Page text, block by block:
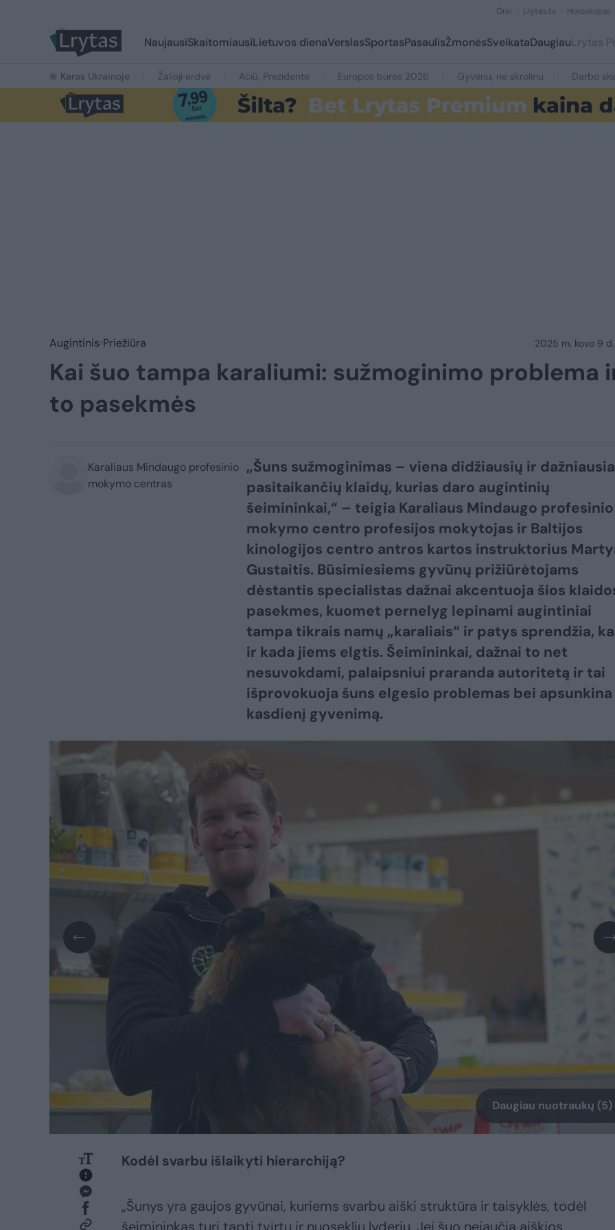
Orai Lrytas.tv Horoskopai
NaujausiSkaitomiausiLietuvos dienaVerslasSportasPasaulisŽmonėsSveikataDaugiauLrytas
Karas Ukrainoje Žalioji erdvė Ačiū, Prezidente Europos burės 2026 Gyvenu, ne skrolinu Darbo
Augintinis Priežiūra 2025 m. kovo 9
Kai šuo tampa karaliumi: sužmoginimo problema
to pasekmės
Karaliaus Mindaugo profesinio
mokymo centras
„Šuns sužmoginimas – viena didžiausių ir
pasitaikančių klaidų, kurias daro augintinių
šeimininkai,“ – teigia Karaliaus Mindaugo profesinio
mokymo centro profesijos mokytojas ir Baltijos
kinologijos centro antros kartos instruktorius
Gustaitis. Būsimiesiems gyvūnų prižiūrėtojams
dėstantis specialistas dažnai akcentuoja šios
pasekmes, kuomet pernelyg lepinami augintiniai
tampa tikrais namų „karaliais“ ir patys sprendžia,
ir kada jiems elgtis. Šeimininkai, dažnai to net
nesuvokdami, palaipsniui praranda autoritetą ir tai
išprovokuoja šuns elgesio problemas bei apsunkina
kasdienį gyvenimą.
Daugiau nuotraukų (5)
Kodėl svarbu išlaikyti hierarchiją?
„Šunys yra gaujos gyvūnai, kuriems svarbu aiški struktūra ir taisyklės, todėl